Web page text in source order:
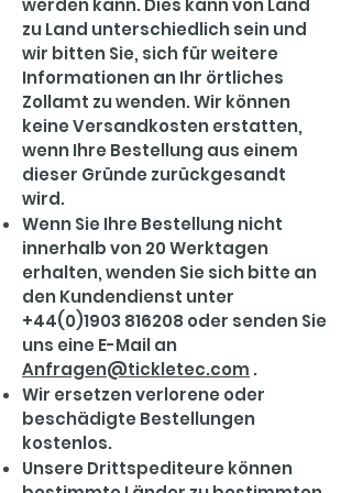
werden kann. Dies kann von Land
zu Land unterschiedlich sein und
wir bitten Sie, sich für weitere
Informationen an Ihr örtliches
Zollamt zu wenden. Wir können
keine Versandkosten erstatten,
wenn Ihre Bestellung aus einem
dieser Gründe zurückgesandt
wird.
Wenn Sie Ihre Bestellung nicht
innerhalb von 20 Werktagen
erhalten, wenden Sie sich bitte an
den Kundendienst unter
+44(0)1903 816208 oder senden Sie
uns eine E-Mail an
Anfragen@tickletec.com .
Wir ersetzen verlorene oder
beschädigte Bestellungen
kostenlos.
Unsere Drittspediteure können